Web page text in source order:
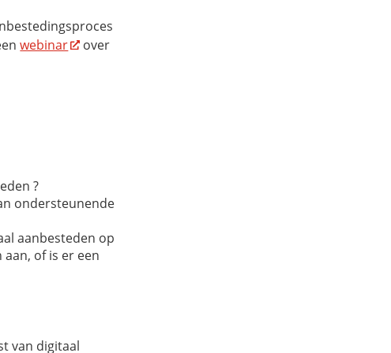
webinar
over
?
ondersteunende
aanbesteden op
of is er een
van digitaal